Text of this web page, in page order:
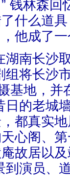
钱林森回
什么道
他成了一
南长沙
组将长沙
基地，
日的老城
都真实
心阁、
故居以
到演员、